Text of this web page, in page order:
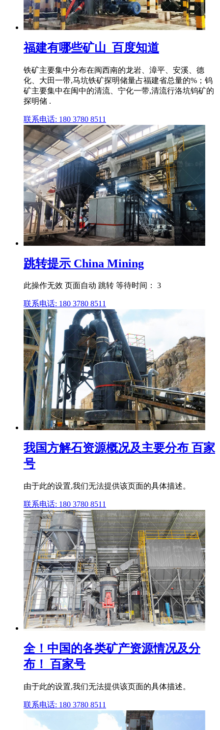
福建有哪些矿山_百度知道
铁矿主要集中分布在闽西南的龙岩、漳平、安溪、德
化、大田一带,马坑铁矿探明储量占福建省总量的%；钨
矿主要集中在闽中的清流、宁化一带,清流行洛坑钨矿的
探明储 .
联系电话: 180 3780 8511
跳转提示 China Mining
此操作无效 页面自动 跳转 等待时间： 3
联系电话: 180 3780 8511
我国方解石资源概况及主要分布 百家
号
由于此的设置,我们无法提供该页面的具体描述。
联系电话: 180 3780 8511
全！中国的各类矿产资源情况及分
布！ 百家号
由于此的设置,我们无法提供该页面的具体描述。
联系电话: 180 3780 8511